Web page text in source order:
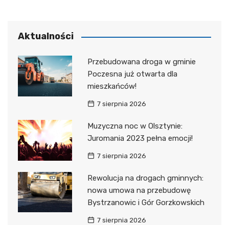
Aktualności
Przebudowana droga w gminie
Poczesna już otwarta dla
mieszkańców!
7 sierpnia 2026
Muzyczna noc w Olsztynie:
Juromania 2023 pełna emocji!
7 sierpnia 2026
Rewolucja na drogach gminnych:
nowa umowa na przebudowę
Bystrzanowic i Gór Gorzkowskich
7 sierpnia 2026